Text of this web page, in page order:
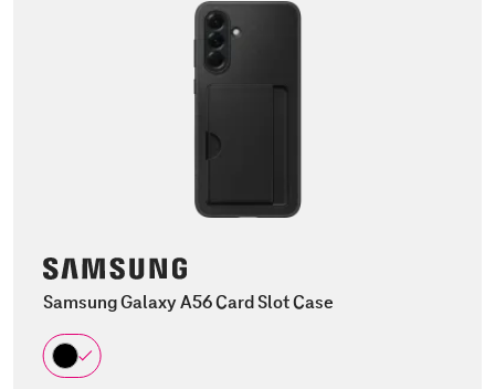
Samsung Galaxy A56 Card Slot Case